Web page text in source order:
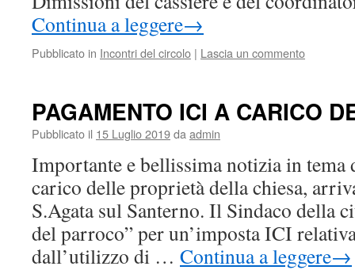
Continua a leggere→
Pubblicato in Incontri del circolo | Lascia un commento
PAGAMENTO ICI A CARICO
Pubblicato il 15 Luglio 2019da admin
Importante e bellissima notizia in tema
carico delle proprietà della chiesa,
S.Agata sul Santerno. Il Sindaco della
del parroco” per un’imposta ICI
dall’utilizzo di … Continua a leggere→